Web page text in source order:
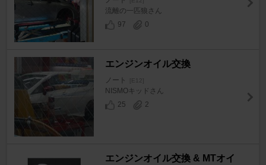
流離の一匹狼さん
97
0
エンジンオイル交換
ノート [E12]
NISMOキッドさん
25
2
エンジンオイル交換 & MTオイ